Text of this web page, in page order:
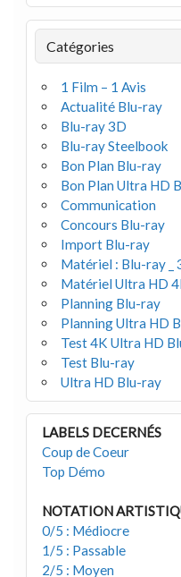
Catégories
1 Film – 1 Avis
Actualité Blu-ray
Blu-ray 3D
Blu-ray Steelbook
Bon Plan Blu-ray
Bon Plan Ultra HD
Communication
Concours Blu-ray
Import Blu-ray
Matériel : Blu-ray _
Matériel Ultra HD
Planning Blu-ray
Planning Ultra HD
Test 4K Ultra HD
Test Blu-ray
Ultra HD Blu-ray
LABELS DECERNÉS
Coup de Coeur
Top Démo
NOTATION
0/5 : Médiocre
1/5 : Passable
2/5 : Moyen